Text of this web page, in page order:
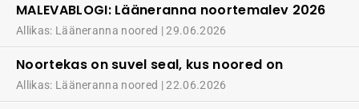
MALEVABLOGI: Lääneranna noortemalev 2026
Allikas: Lääneranna noored 29.06.2026
Noortekas on suvel seal, kus noored on
Allikas: Lääneranna noored 22.06.2026